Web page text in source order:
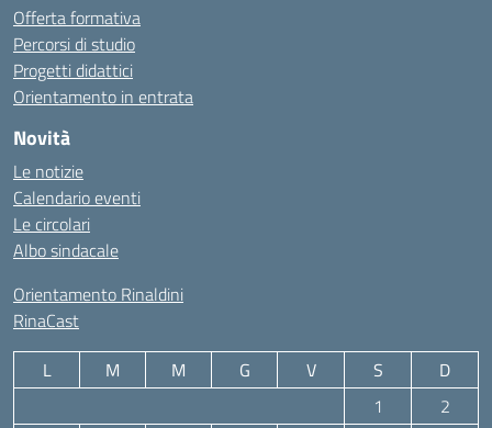
Offerta formativa
Percorsi di studio
Progetti didattici
Orientamento in entrata
Novità
Le notizie
Calendario eventi
Le circolari
Albo sindacale
Orientamento Rinaldini
RinaCast
L M M G V S
D
1
2